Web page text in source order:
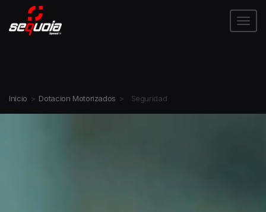
Inicio > Dotacion Motorizados > Seguridad